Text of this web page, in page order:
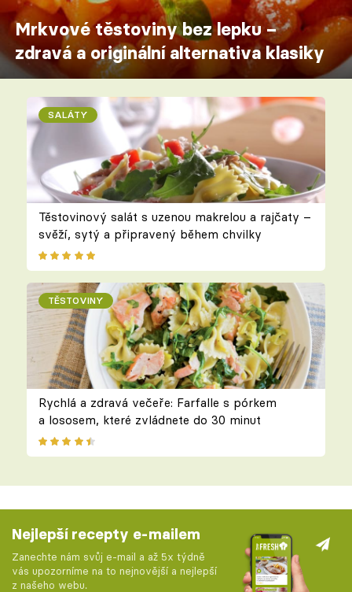
Mrkvové těstoviny bez lepku –
zdravá a originální alternativa klasiky
SALÁTY
Těstovinový salát s uzenou makrelou a rajčaty –
svěží, sytý a připravený během chvilky
TĚSTOVINY
Rychlá a zdravá večeře: Farfalle s pórkem
a lososem, které zvládnete do 30 minut
Nejlepší recepty e-mailem
Zanechte nám svůj e-mail a až 5x týdně
vás upozorníme na to nejnovější a nejlepší
z našeho webu.